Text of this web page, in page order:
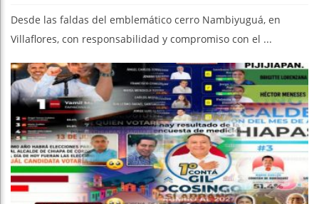
Desde las faldas del emblemático cerro Nambiyuguá, en
Villaflores, con responsabilidad y compromiso con el ...